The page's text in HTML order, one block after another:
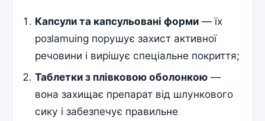
Капсули та капсульовані форми — їх
розlamuing порушує захист активної
речовини і вирішує спеціальне покриття;
Таблетки з плівковою оболонкою —
вона захищає препарат від шлункового
сику і забезпечує правильне